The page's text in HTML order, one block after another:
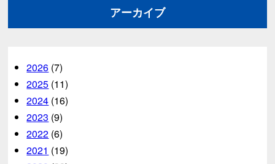
アーカイブ
2026 (7)
2025 (11)
2024 (16)
2023 (9)
2022 (6)
2021 (19)